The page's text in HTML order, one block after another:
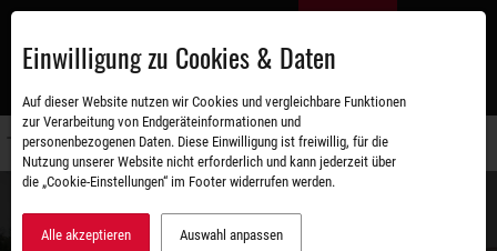
Zum
Einwilligung zu Cookies & Daten
Auf dieser Website nutzen wir Cookies und vergleichbare Funktionen
zur Verarbeitung von Endgeräteinformationen und
personenbezogenen Daten. Diese Einwilligung ist freiwillig, für die
Nutzung unserer Website nicht erforderlich und kann jederzeit über
die „Cookie-Einstellungen“ im Footer widerrufen werden.
Alle akzeptieren Auswahl anpassen